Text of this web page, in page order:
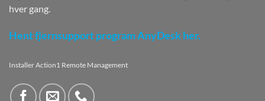
hver gang.
Hent fjernsupport program AnyDesk her.
Installer Action1 Remote Management